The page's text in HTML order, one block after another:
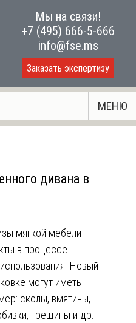
Мы на связи!
+7 (495) 666-5-666
info@fse.ms
Заказать экспертизу
МЕНЮ
дивана в
мягкой мебели
в процессе
Новый
могут иметь
сколы, вмятины,
трещины и др.